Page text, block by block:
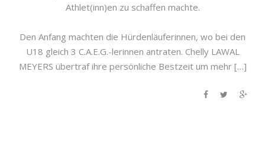
Athlet(inn)en zu schaffen machte.
Den Anfang machten die Hürdenläuferinnen, wo bei den
U18 gleich 3 C.A.E.G.-lerinnen antraten. Chelly LAWAL
MEYERS übertraf ihre persönliche Bestzeit um mehr […]